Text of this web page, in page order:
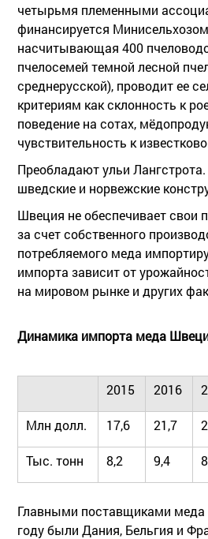
четырьмя племенными
финансируется
насчитывающая 400
пчелосемей темной лесной
среднерусской), проводит ее
критериям как склонность к
поведение на сотах,
чувствительность к
Преобладают ульи
шведские и норвежские
Швеция не обеспечивает свои
за счет собственного
потребляемого меда
импорта зависит от
на мировом рынке и других
Динамика импорта меда
2015 2016
Млн долл. 17,6 21,7
Тыс. тонн 8,2 9,4
Главными поставщиками
году были Дания, Бельгия и